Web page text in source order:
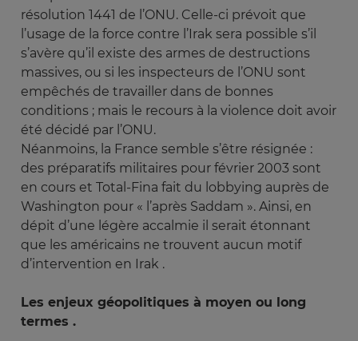
résolution 1441 de l’ONU. Celle-ci prévoit que
l’usage de la force contre l’Irak sera possible s’il
s’avère qu’il existe des armes de destructions
massives, ou si les inspecteurs de l’ONU sont
empêchés de travailler dans de bonnes
conditions ; mais le recours à la violence doit avoir
été décidé par l’ONU.
Néanmoins, la France semble s’être résignée :
des préparatifs militaires pour février 2003 sont
en cours et Total-Fina fait du lobbying auprès de
Washington pour « l’après Saddam ». Ainsi, en
dépit d’une légère accalmie il serait étonnant
que les américains ne trouvent aucun motif
d’intervention en Irak .
Les enjeux géopolitiques à moyen ou long
termes .